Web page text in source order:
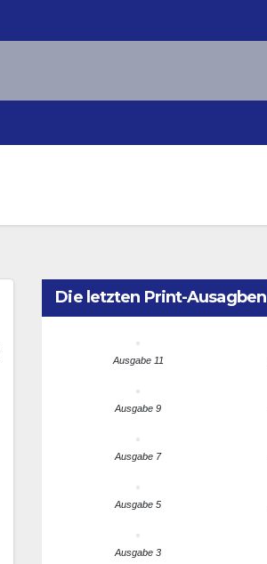
Die letzten Print-Ausagben
Ausgabe 11
Ausgabe 9
Ausgabe 7
Ausgabe 5
Ausgabe 3